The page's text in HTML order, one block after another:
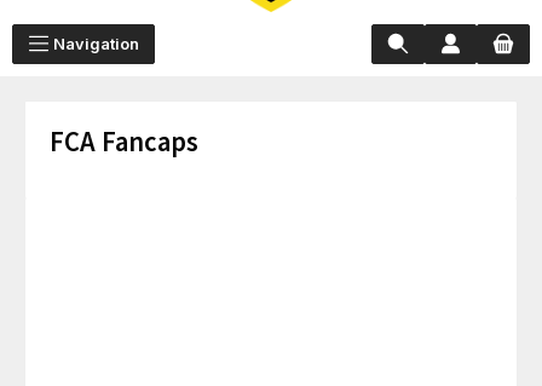
Navigation
FCA Fancaps